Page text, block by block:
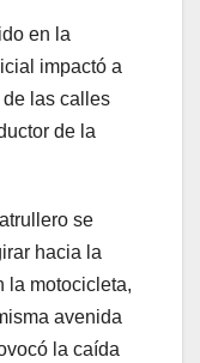
en la
impactó a
las calles
de la
se
hacia la
la motocicleta,
avenida
la caída